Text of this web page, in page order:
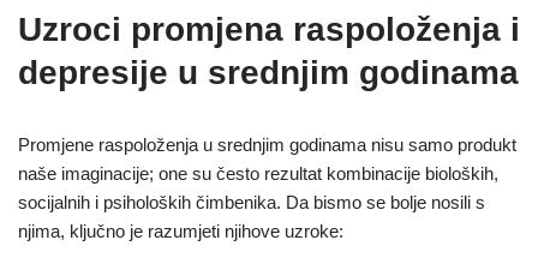
Uzroci promjena raspoloženja i
depresije u srednjim godinama
Promjene raspoloženja u srednjim godinama nisu samo produkt
naše imaginacije; one su često rezultat kombinacije bioloških,
socijalnih i psiholoških čimbenika. Da bismo se bolje nosili s
njima, ključno je razumjeti njihove uzroke: